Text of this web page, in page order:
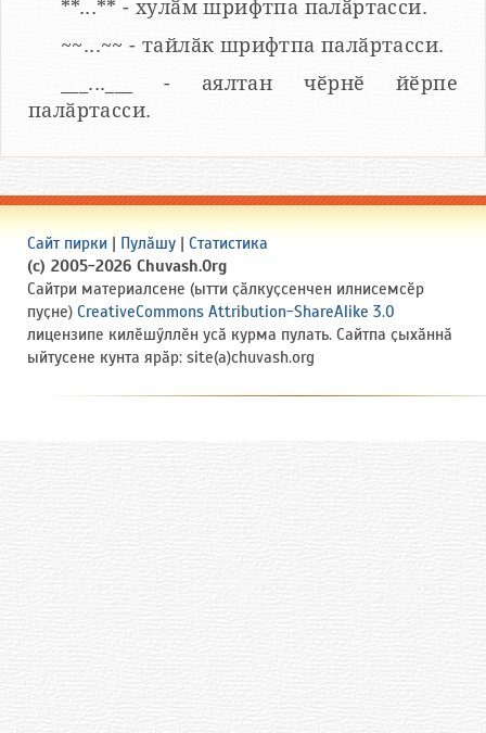
**...** - хулӑм шрифтпа палӑртасси.
~~...~~ - тайлӑк шрифтпа палӑртасси.
___...___ - аялтан чӗрнӗ йӗрпе
палӑртасси.
Сайт пирки | Пулӑшу | Статистика
(c) 2005-2026 Chuvash.Org
Сайтри материалсене (ытти ҫӑлкуҫсенчен илнисемсӗр
пуҫне) CreativeCommons Attribution-ShareAlike 3.0
лицензипе килӗшӳллӗн усӑ курма пулать. Сайтпа ҫыхӑннӑ
ыйтусене кунта ярӑр: site(a)chuvash.org